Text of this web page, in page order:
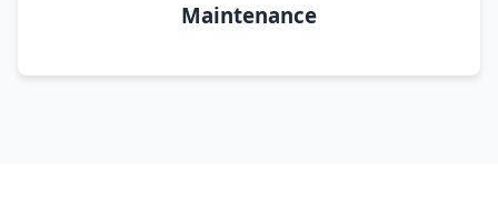
Maintenance